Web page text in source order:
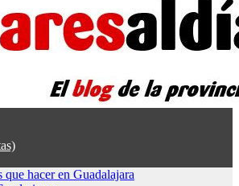
que hacer en Guadalajara